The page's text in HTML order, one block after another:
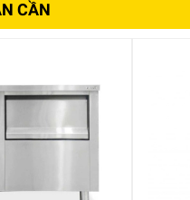
đều và lâu tan
các viên đá có hình dạng
CẦN